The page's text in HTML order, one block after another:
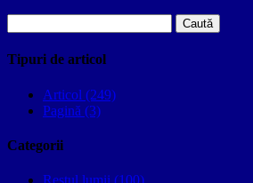
după:
Tipuri de articol
Articol (249)
Pagină (3)
Categorii
Restul lumii (100)